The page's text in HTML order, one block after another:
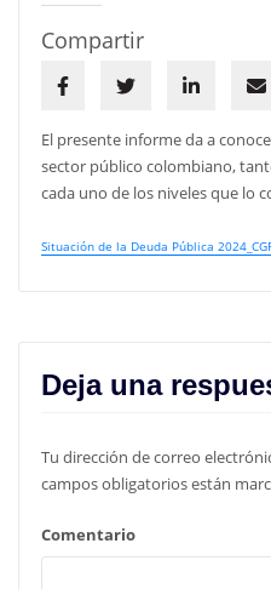
Compartir
El presente informe da a
sector público colombiano,
cada uno de los niveles que lo
Situación de la Deuda Pública
Deja una
Tu dirección de correo
campos obligatorios están
Comentario